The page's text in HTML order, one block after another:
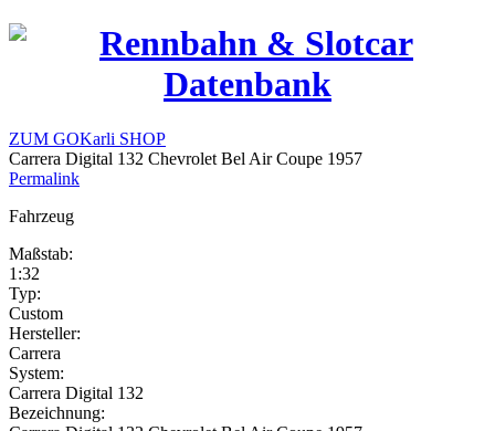
ZUM GOKarli SHOP
Carrera Digital 132 Chevrolet Bel Air Coupe 1957
Permalink
Fahrzeug
Maßstab:
1:32
Typ:
Custom
Hersteller:
Carrera
System:
Carrera Digital 132
Bezeichnung: